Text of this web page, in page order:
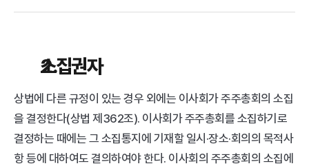
소집권자
상법에 다른 규정이 있는 경우 외에는 이사회가 주주총회의 소집
을 결정한다(상법 제362조). 이사회가 주주총회를 소집하기로
결정하는 때에는 그 소집통지에 기재할 일시·장소·회의의 목적사
항 등에 대하여도 결의하여야 한다. 이사회의 주주총회의 소집에